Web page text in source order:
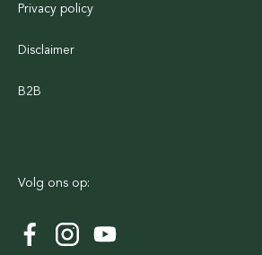
Privacy policy
Disclaimer
B2B
Volg ons op: